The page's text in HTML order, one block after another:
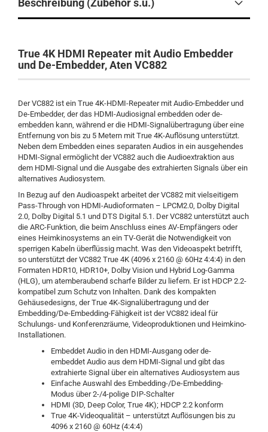
Beschreibung (Zubehör s.u.)
True 4K HDMI Repeater mit Audio Embedder
und De-Embedder, Aten VC882
Der VC882 ist ein True 4K-HDMI-Repeater mit Audio-Embedder und
De-Embedder, der das HDMI-Audiosignal embedden oder de-
embedden kann, während er die HDMI-Signalübertragung über eine
Entfernung von bis zu 5 Metern mit True 4K-Auflösung unterstützt.
Neben dem Embedden eines separaten Audios in ein ausgehendes
HDMI-Signal ermöglicht der VC882 auch die Audioextraktion aus
dem HDMI-Signal und die Ausgabe des extrahierten Signals über ein
alternatives Audiosystem.
In Bezug auf den Audioaspekt arbeitet der VC882 mit vielseitigem
Pass-Through von HDMI-Audioformaten – LPCM2.0, Dolby Digital
2.0, Dolby Digital 5.1 und DTS Digital 5.1. Der VC882 unterstützt auch
die ARC-Funktion, die beim Anschluss eines AV-Empfängers oder
eines Heimkinosystems an ein TV-Gerät die Notwendigkeit von
sperrigen Kabeln überflüssig macht. Was den Videoaspekt betrifft,
so unterstützt der VC882 True 4K (4096 x 2160 @ 60Hz 4:4:4) in den
Formaten HDR10, HDR10+, Dolby Vision und Hybrid Log-Gamma
(HLG), um atemberaubend scharfe Bilder zu liefern. Er ist HDCP 2.2-
kompatibel zum Schutz von Inhalten. Dank des kompakten
Gehäusedesigns, der True 4K-Signalübertragung und der
Embedding/De-Embedding-Fähigkeit ist der VC882 ideal für
Schulungs- und Konferenzräume, Videoproduktionen und Heimkino-
Installationen.
Embeddet Audio in den HDMI-Ausgang oder de-
embeddet Audio aus dem HDMI-Signal und gibt das
extrahierte Signal über ein alternatives Audiosystem aus
Einfache Auswahl des Embedding-/De-Embedding-
Modus über 2-/4-polige DIP-Schalter
HDMI (3D, Deep Color, True 4K); HDCP 2.2 konform
True 4K-Videoqualität – unterstützt Auflösungen bis zu
4096 x 2160 @ 60Hz (4:4:4)